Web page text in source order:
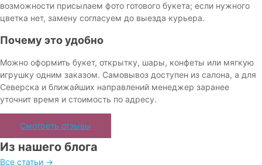
возможности присылаем фото готового букета; если нужного
цветка нет, замену согласуем до выезда курьера.
Почему это удобно
Можно оформить букет, открытку, шары, конфеты или мягкую
игрушку одним заказом. Самовывоз доступен из салона, а для
Северска и ближайших направлений менеджер заранее
уточнит время и стоимость по адресу.
Смотреть отзывы
Из нашего блога
Все статьи →